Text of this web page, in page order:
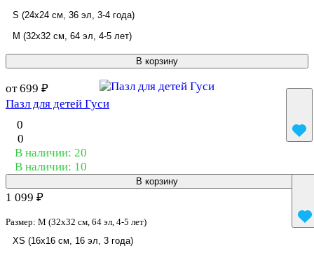
В корзину
S (24x24 см, 36 эл, 3-4 года)
M (32x32 см, 64 эл, 4-5 лет)
от 699 ₽
Пазл для детей Гуси
0
0
В наличии: 20
В наличии: 10
В корзину
1 099 ₽
Размер: M (32x32 см, 64 эл, 4-5 лет)
XS (16x16 см, 16 эл, 3 года)